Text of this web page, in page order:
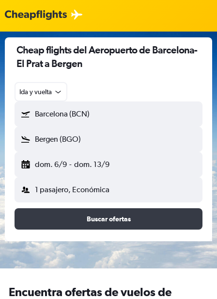
Cheap flights del Aeropuerto de Barcelona-
El Prat a Bergen
Ida y vuelta
Barcelona (BCN)
Bergen (BGO)
dom. 6/9 - dom. 13/9
1 pasajero, Económica
Buscar ofertas
Encuentra ofertas de vuelos de